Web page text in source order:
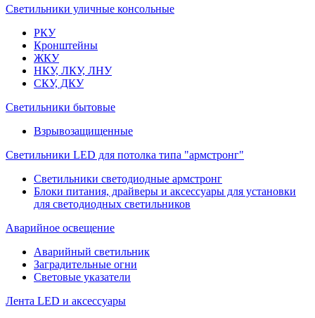
Светильники уличные консольные
РКУ
Кронштейны
ЖКУ
НКУ, ЛКУ, ЛНУ
СКУ, ДКУ
Светильники бытовые
Взрывозащищенные
Светильники LED для потолка типа "армстронг"
Светильники светодиодные армстронг
Блоки питания, драйверы и аксессуары для установки
для светодиодных светильников
Аварийное освещение
Аварийный светильник
Заградительные огни
Световые указатели
Лента LED и аксессуары